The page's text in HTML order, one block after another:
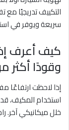
التكييف تدريجيًا
سريعة ويوفر في
كيف أعرف
وقودًا أكثر
إذا لاحظت ارتفاعًا
استخدام المكيف،
خلل ميكانيكي آخر.